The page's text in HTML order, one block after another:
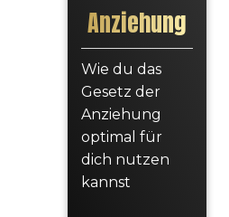
Anziehung
Wie du das
Gesetz der
Anziehung
optimal für
dich nutzen
kannst